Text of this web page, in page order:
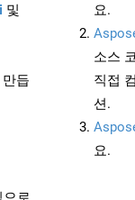
및
만듭
요.
소스
직접
션.
요.